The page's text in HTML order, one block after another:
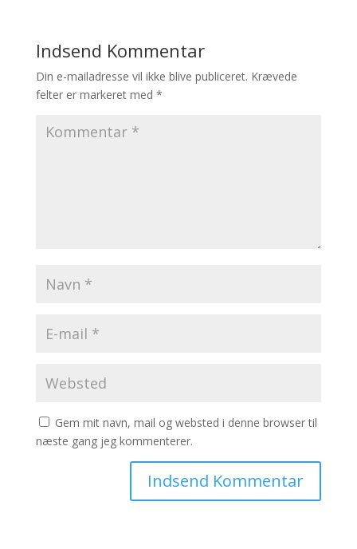
Indsend Kommentar
Din e-mailadresse vil ikke blive publiceret. Krævede
felter er markeret med *
Gem mit navn, mail og websted i denne browser til
næste gang jeg kommenterer.